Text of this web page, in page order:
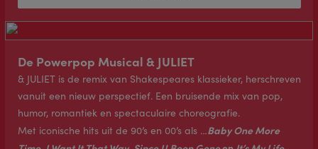
De Powerpop Musical & JULIET
& JULIET is de remix van Shakespeares klassieker, herschreven
vanuit een nieuw perspectief. Een bruisende mix van pop,
humor, romantiek en spectaculaire choreografie.
Met iconische hits uit de 90’s en 00’s als …Baby One More